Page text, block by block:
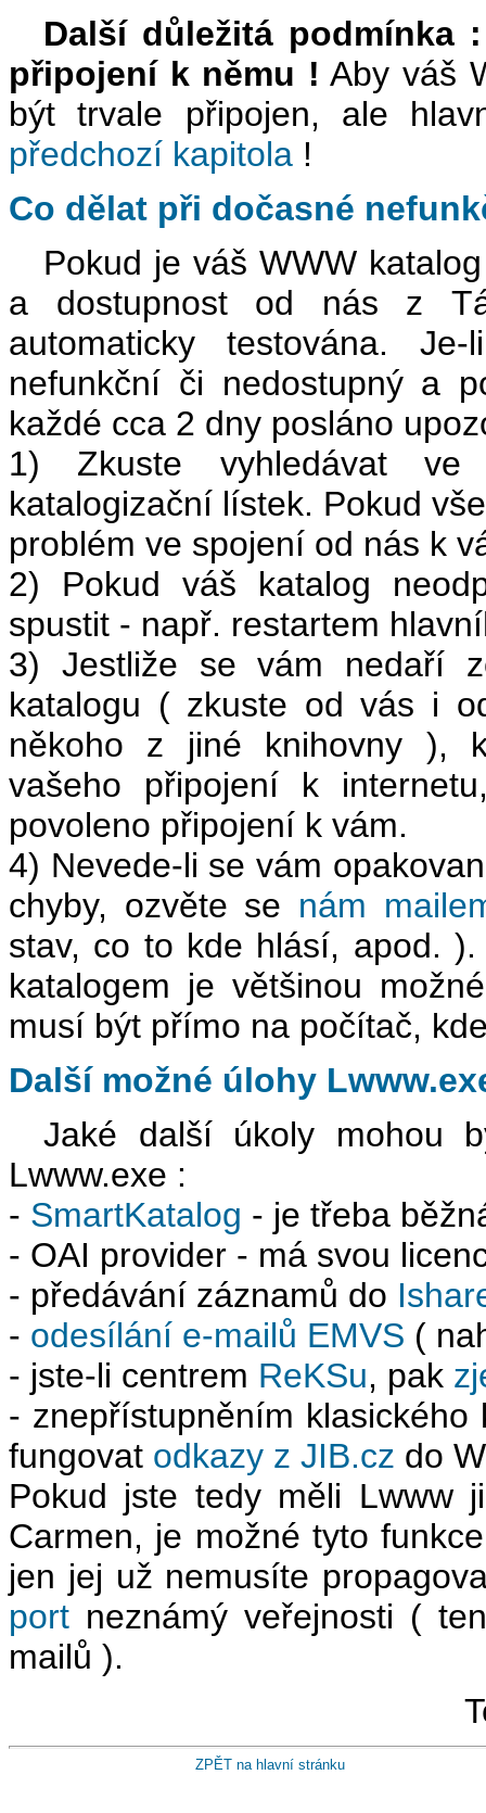
Další důležitá podmínka
připojení k němu ! Aby váš
být trvale připojen, ale
předchozí kapitola !
Co dělat při dočasné
Pokud je váš WWW
a dostupnost od nás z
automaticky testována.
nefunkční či nedostupný a
každé cca 2 dny posláno
1) Zkuste vyhledávat ve
katalogizační lístek. Pokud
problém ve spojení od nás k
2) Pokud váš katalog
spustit - např. restartem
3) Jestliže se vám nedaří
katalogu ( zkuste od vás i
někoho z jiné knihovny ),
vašeho připojení k
povoleno připojení k vám.
4) Nevede-li se vám
chyby, ozvěte se nám
stav, co to kde hlásí, apod.
katalogem je většinou
musí být přímo na počítač,
Další možné úlohy
Jaké další úkoly mohou
Lwww.exe :
- SmartKatalog - je třeba
- OAI provider - má svou
- předávání záznamů do
- odesílání e-mailů EMVS (
- jste-li centrem ReKSu, pak
- znepřístupněním
fungovat odkazy z JIB.cz do
Pokud jste tedy měli Lwww
Carmen, je možné tyto
jen jej už nemusíte
port neznámý veřejnosti (
mailů ).
ZPĚT na hlavní stránku